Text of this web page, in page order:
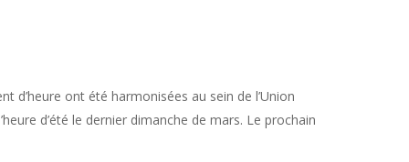
d’heure ont été harmonisées au sein de l’Union
d’été le dernier dimanche de mars. Le prochain